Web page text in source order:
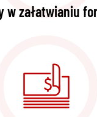
w załatwianiu